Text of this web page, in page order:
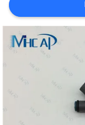
PRIVACY
POLICY